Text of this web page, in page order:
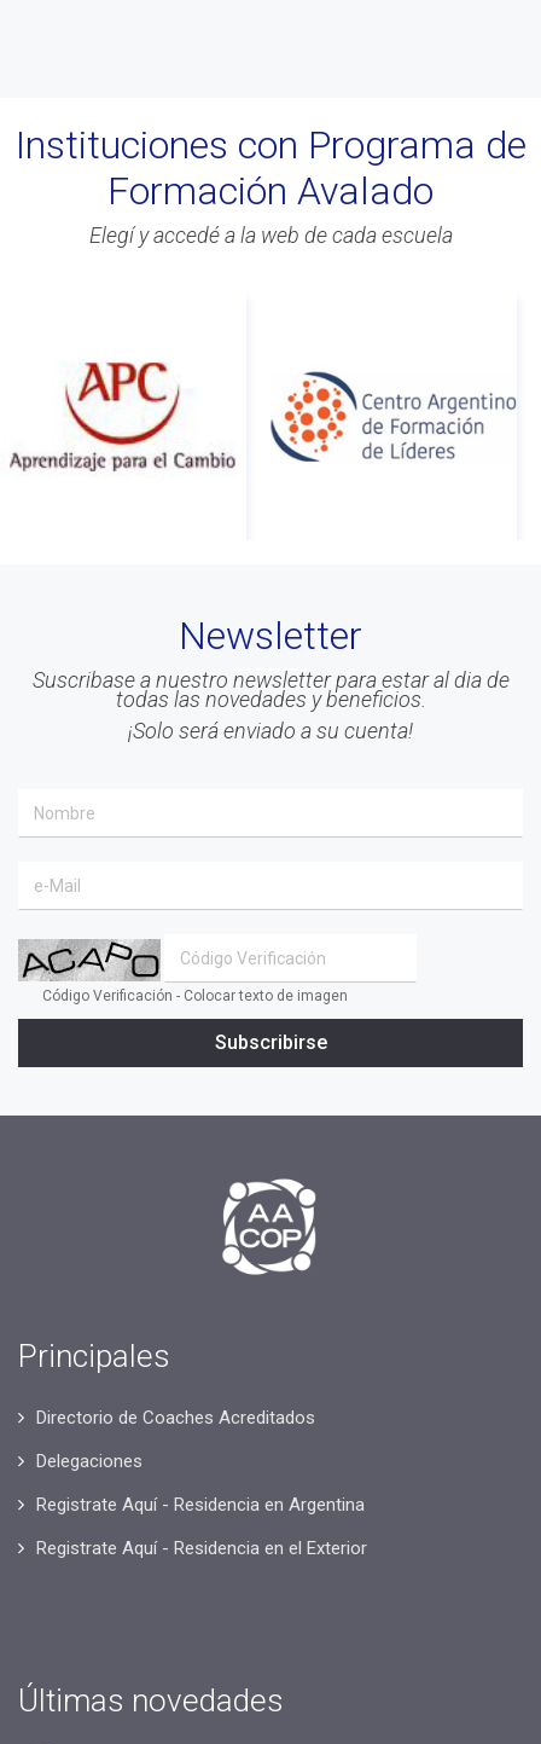
Instituciones con Programa de
Formación Avalado
Elegí y accedé a la web de cada escuela
Newsletter
Suscribase a nuestro newsletter para estar al dia de
todas las novedades y beneficios.
¡Solo será enviado a su cuenta!
Código Verificación - Colocar texto de imagen
Subscribirse
Principales
Directorio de Coaches Acreditados
Delegaciones
Registrate Aquí - Residencia en Argentina
Registrate Aquí - Residencia en el Exterior
Últimas novedades